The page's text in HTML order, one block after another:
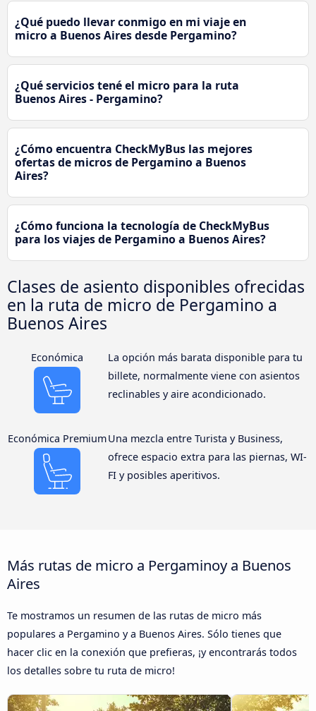
¿Qué puedo llevar conmigo en mi viaje en
micro a Buenos Aires desde Pergamino?
¿Qué servicios tené el micro para la ruta
Buenos Aires - Pergamino?
¿Cómo encuentra CheckMyBus las mejores
ofertas de micros de Pergamino a Buenos
Aires?
¿Cómo funciona la tecnología de CheckMyBus
para los viajes de Pergamino a Buenos Aires?
Clases de asiento disponibles ofrecidas
en la ruta de micro de Pergamino a
Buenos Aires
Económica
La opción más barata disponible para tu
billete, normalmente viene con asientos
reclinables y aire acondicionado.
Económica PremiumUna mezcla entre Turista y Business,
ofrece espacio extra para las piernas, WI-
FI y posibles aperitivos.
Más rutas de micro a Pergaminoy a Buenos
Aires
Te mostramos un resumen de las rutas de micro más
populares a Pergamino y a Buenos Aires. Sólo tienes que
hacer clic en la conexión que prefieras, ¡y encontrarás todos
los detalles sobre tu ruta de micro!